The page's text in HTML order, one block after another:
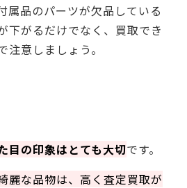
属品のパーツが欠品している
下がるだけでなく、買取でき
意しましょう。
目の印象はとても大切です。
麗な品物は、高く査定買取が